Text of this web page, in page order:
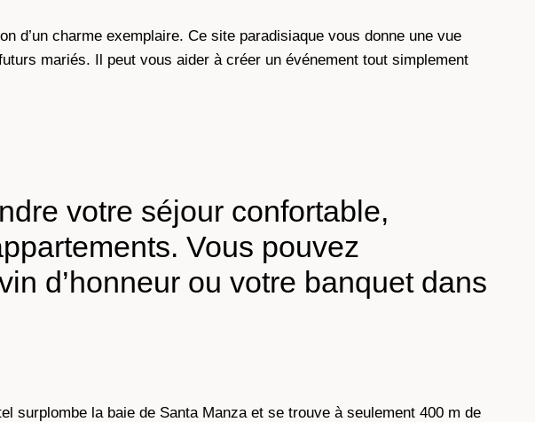
d’un charme exemplaire. Ce site paradisiaque vous donne une vue
mariés. Il peut vous aider à créer un événement tout simplement
votre séjour confortable,
Vous pouvez
d’honneur ou votre banquet dans
surplombe la baie de Santa Manza et se trouve à seulement 400 m de